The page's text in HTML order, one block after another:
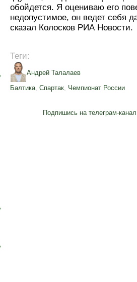
обойдется. Я оцениваю его
недопустимое, он ведет себя
сказал Колосков РИА Новости.
Теги:
Андрей Талалаев
Балтика, Спартак, Чемпионат России
Подпишись на телеграм-